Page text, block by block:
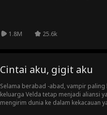
1.8M 25.6k
Cintai aku, gigit aku
Selama berabad -abad, vampir paling
keluarga Velda tetap menjadi aliansi
mengirim dunia ke dalam kekacauan